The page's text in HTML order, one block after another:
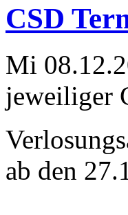
CSD
Mi
jeweiliger
ab den